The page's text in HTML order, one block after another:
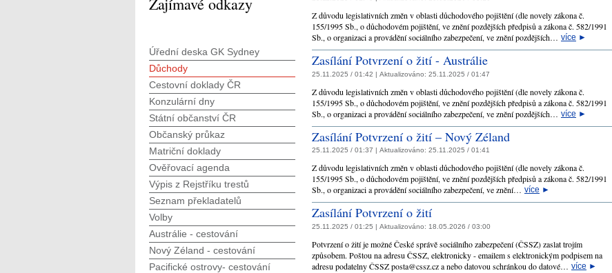
Z důvodu legislativních změn v oblasti důchodového pojištění (dle novely zákona č.
155/1995 Sb., o důchodovém pojištění, ve znění pozdějších předpisů a zákona č. 582/1991
Sb., o organizaci a provádění sociálního zabezpečení, ve znění pozdějších… více ►
Zasílání Potvrzení o žití - Austrálie
25.11.2025 / 01:42 | Aktualizováno: 25.11.2025 / 01:47
Z důvodu legislativních změn v oblasti důchodového pojištění (dle novely zákona č.
155/1995 Sb., o důchodovém pojištění, ve znění pozdějších předpisů a zákona č. 582/1991
Sb., o organizaci a provádění sociálního zabezpečení, ve znění pozdějších… více ►
Zasílání Potvrzení o žití – Nový Zéland
25.11.2025 / 01:37 | Aktualizováno: 25.11.2025 / 01:41
Z důvodu legislativních změn v oblasti důchodového pojištění (dle novely zákona č.
155/1995 Sb., o důchodovém pojištění, ve znění pozdějších předpisů a zákona č. 582/1991
Sb., o organizaci a provádění sociálního zabezpečení, ve znění… více ►
Zasílání Potvrzení o žití
25.11.2025 / 01:25 | Aktualizováno: 18.05.2026 / 03:00
Potvrzení o žití je možné České správě sociálního zabezpečení (ČSSZ) zaslat trojím
způsobem. Poštou na adresu ČSSZ, elektronicky - emailem s elektronickým podpisem na
adresu podatelny ČSSZ posta@cssz.cz a nebo datovou schránkou do datové… více ►
Úřední deska GK Sydney
Důchody
Cestovní doklady ČR
Konzulární dny
Státní občanství ČR
Občanský průkaz
Matriční doklady
Ověřovací agenda
Výpis z Rejstříku trestů
Seznam překladatelů
Volby
Austrálie - cestování
Nový Zéland - cestování
Pacifické ostrovy- cestování